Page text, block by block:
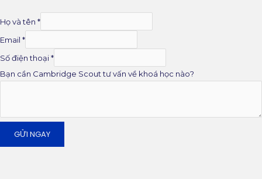
Họ và tên *
Email *
Số điện thoại*
Bạn cần Cambridge Scout tư vấn về khoá học nào?
GỬI NGAY